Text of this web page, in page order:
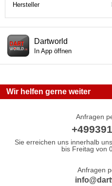
Hersteller
Dartworld
In App öffnen
Wir helfen gerne weiter
Anfragen
Sie erreichen uns innerhalb
bis Freitag von
Anfragen